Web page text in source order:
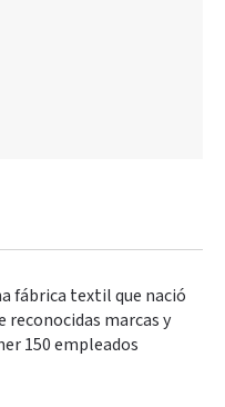
fábrica textil que nació
reconocidas marcas y
150 empleados